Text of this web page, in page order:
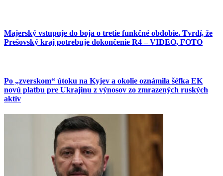
Majerský vstupuje do boja o tretie funkčné obdobie. Tvrdí, že
Prešovský kraj potrebuje dokončenie R4 – VIDEO, FOTO
Po „zverskom“ útoku na Kyjev a okolie oznámila šéfka EK
novú platbu pre Ukrajinu z výnosov zo zmrazených ruských
aktív